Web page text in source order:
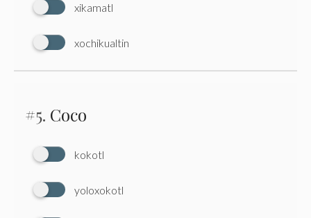
xikamatl
xochikualtin
#5. Coco
kokotl
yoloxokotl